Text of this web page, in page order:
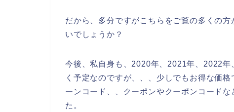
だから、多分ですがこちらをご覧の多くの
いでしょうか？
今後、私自身も、2020年、2021年、2022
く予定なのですが、、、少しでもお得な価
ーンコード、、クーポンやクーポンコード
た。